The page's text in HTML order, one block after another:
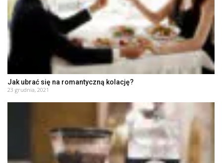
Jak ubrać się na romantyczną kolację?
23 grudnia, 2021